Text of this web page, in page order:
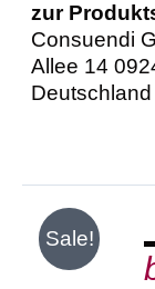
zur
Consuendi
Allee 14
Sale!
IN
DEN